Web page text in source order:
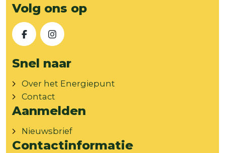
Volg ons op
FacebookInstagram
Snel naar
Over het Energiepunt
Contact
Aanmelden
Nieuwsbrief
Contactinformatie